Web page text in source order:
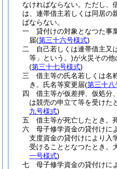
なければならない。 ただし、
は、連帯借主若しくは同居の
ばならない。
一
貸付けの対象となつた事
届(第三十六号様式)
二
自己若しくは連帯借主又
等」という。)が火災その他
(第三十七号様式)
三
借主等の氏名若しくは名
き。 氏名等変更届(第三十八
四
借主等が仮差押、仮処分
は競売の申立て等を受けた
九号様式)
五
借主等が死亡したとき。
六
母子修学資金の貸付けに
支度資金の貸付けにより入
受けることとなつたとき。
一号様式)
七
母子修学資金の貸付けに